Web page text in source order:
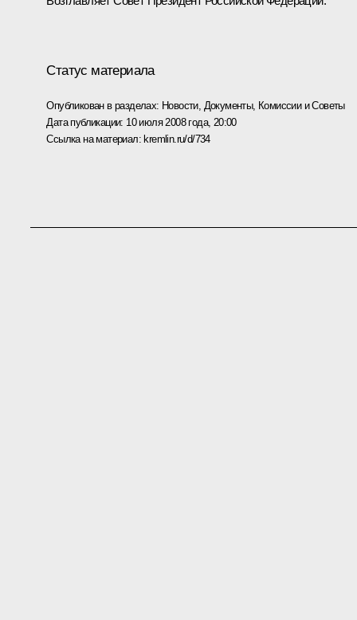
Статус материала
Опубликован в разделах: Новости, Документы, Комиссии и Советы
Дата публикации: 10 июля 2008 года, 20:00
Ссылка на материал:kremlin.ru/d/734